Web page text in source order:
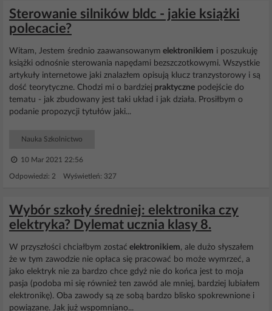
Sterowanie silników bldc - jakie książki
polecacie?
Witam, Jestem średnio zaawansowanym elektronikiem i poszukuję
książki odnośnie sterowania napędami bezszczotkowymi. Wszystkie
artykuły internetowe jaki znalazłem opisują klucz tranzystorowy i są
dość teorytyczne. Chodzi mi o bardziej praktyczne podejście do
tematu - jak zbudowany jest taki układ i jak działa. Prosiłbym o
podanie propozycji tytułów jaki...
Nauka Szkolnictwo
10 Mar 2021 22:56
Odpowiedzi: 2 Wyświetleń: 327
Wybór szkoły średniej: elektronika czy
elektryka? Dylemat ucznia klasy 8.
W przyszłości chciałbym zostać elektronikiem, ale dużo słyszałem
że w tym zawodzie nie opłaca się pracować bo może wymrzeć, a
jako elektryk nie za bardzo chce gdyż nie do końca jest to moja
pasja (podoba mi się również ten zawód ale mniej, bardziej lubiałem
elektronikę). Oba zawody są ze sobą bardzo blisko spokrewnione i
powiązane. Jak już wspomniano...